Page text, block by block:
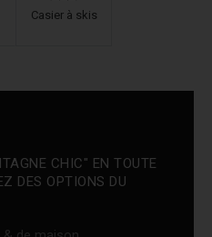
Casier à skis
CHIC" EN TOUTE
DES OPTIONS DU